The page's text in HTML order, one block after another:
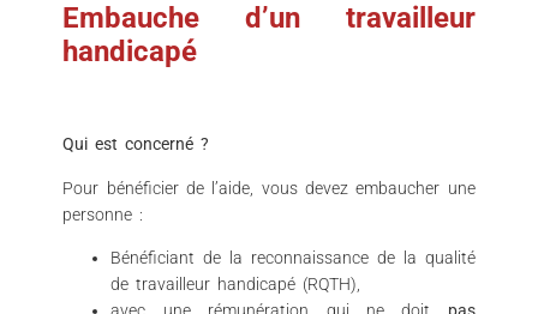
Embauche d’un travailleur
handicapé
Qui est concerné ?
Pour bénéficier de l’aide, vous devez embaucher une
personne :
Bénéficiant de la reconnaissance de la qualité
de travailleur handicapé (RQTH),